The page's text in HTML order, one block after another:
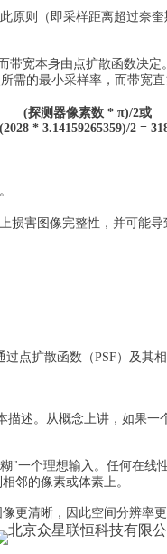
则（即采样距离超过
宽本身由点扩散函数决
需的最小采样率，而带宽
(探测器像素数 * π)/2或
(2028 * 3.14159265359)/2 =
害图像完整性，并可能
点扩散函数（PSF）及其相
述。从概念上讲，如果
一个理想输入。任何在
邻的像素或体素上。
更清晰，因此空间分辨率